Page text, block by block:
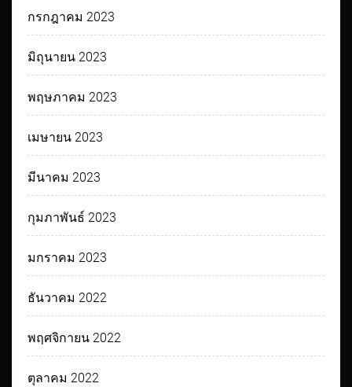
กรกฎาคม 2023
มิถุนายน 2023
พฤษภาคม 2023
เมษายน 2023
มีนาคม 2023
กุมภาพันธ์ 2023
มกราคม 2023
ธันวาคม 2022
พฤศจิกายน 2022
ตุลาคม 2022